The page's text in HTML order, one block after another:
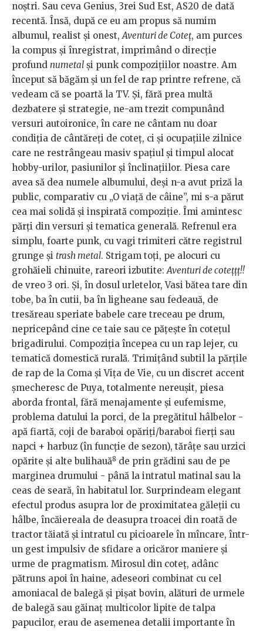
noștri. Sau ceva Genius, 3rei Sud Est, AS20 de dată
recentă. Însă, după ce eu am propus să numim
albumul, realist și onest,Aventuri de Coteț, am purces
la compus și înregistrat, imprimând o direcție
profund numetal și punk compozițiilor noastre. Am
început să băgăm și un fel de rap printre refrene, că
vedeam că se poartă la TV. Și, fără prea multă
dezbatere și strategie, ne-am trezit compunând
versuri autoironice, în care ne cântam nu doar
condiția de cântăreți de coteț, ci și ocupațiile zilnice
care ne restrângeau masiv spațiul și timpul alocat
hobby-urilor, pasiunilor și înclinațiilor. Piesa care
avea să dea numele albumului, deși n-a avut priză la
public, comparativ cu „O viață de câine”, mi s-a părut
cea mai solidă și inspirată compoziție. Îmi amintesc
părți din versuri și tematica generală. Refrenul era
simplu, foarte punk, cu vagi trimiteri către registrul
grunge și trash metal. Strigam toți, pe alocuri cu
grohăieli chinuite, rareori izbutite:Aventuri de cotețțț!!
de vreo 3 ori. Și, în dosul urletelor, Vasi bătea tare din
tobe, ba în cutii, ba în ligheane sau fedeauă, de
tresăreau speriate babele care treceau pe drum,
nepricepând cine ce taie sau ce pățește în cotețul
brigadirului. Compoziția începea cu un rap lejer, cu
tematică domestică rurală. Trimițând subtil la părțile
de rap de la Coma și Vița de Vie, cu un discret accent
șmecheresc de Puya, totalmente nereușit, piesa
aborda frontal, fără menajamente și eufemisme,
problema datului la porci, de la pregătitul hâlbelor -
apă fiartă, coji de baraboi opăriți/baraboi fierți sau
napci + harbuz (în funcție de sezon), tărâțe sau urzici
opărite și alte bulihauă8 de prin grădini sau de pe
marginea drumului - până la intratul matinal sau la
ceas de seară, în habitatul lor. Surprindeam elegant
efectul produs asupra lor de proximitatea găleții cu
hâlbe, încăiereala de deasupra troacei din roată de
tractor tăiată și intratul cu picioarele în mîncare, într-
un gest impulsiv de sfidare a oricăror maniere și
urme de pragmatism. Mirosul din coteț, adânc
pătruns apoi în haine, adeseori combinat cu cel
amoniacal de balegă și pișat bovin, alături de urmele
de balegă sau găinaț multicolor lipite de talpa
papucilor, erau de asemenea detalii importante în